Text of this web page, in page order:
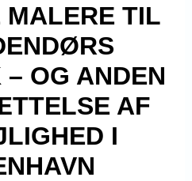
MALERE TIL
OG ANDEN
AF
I